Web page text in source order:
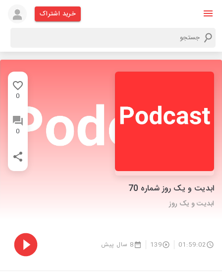
خرید اشتراک
0
0
ابدیت و یک روز شماره 70
ابدیت و یک روز
01:59:02
139 8 سال پیش